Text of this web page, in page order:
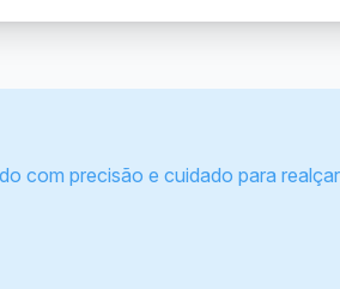
com precisão e cuidado para